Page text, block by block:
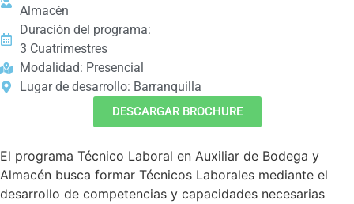
Almacén
Duración del programa:
3 Cuatrimestres
Modalidad: Presencial
Lugar de desarrollo: Barranquilla
DESCARGAR BROCHURE
El programa Técnico Laboral en Auxiliar de Bodega y
Almacén busca formar Técnicos Laborales mediante el
desarrollo de competencias y capacidades necesarias